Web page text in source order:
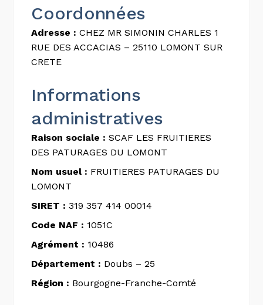
Coordonnées
Adresse : CHEZ MR SIMONIN CHARLES 1
RUE DES ACCACIAS – 25110 LOMONT SUR
CRETE
Informations
administratives
Raison sociale : SCAF LES FRUITIERES
DES PATURAGES DU LOMONT
Nom usuel : FRUITIERES PATURAGES DU
LOMONT
SIRET : 319 357 414 00014
Code NAF : 1051C
Agrément : 10486
Département : Doubs – 25
Région : Bourgogne-Franche-Comté